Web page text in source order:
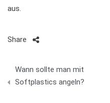
aus.
Share
e
Wann sollte man mit
Softplastics angeln?